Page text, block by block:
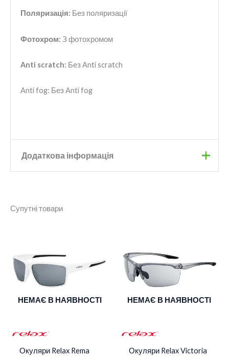
Поляризація: Без поляризації
Фотохром: З фотохромом
Anti scratch: Без Anti scratch
Anti fog: Без Anti fog
Додаткова інформація
Колір
Супутні товари
НЕМАЄ В НАЯВНОСТІ
Окуляри Relax Rema
НЕМАЄ В НАЯВНОСТІ
Окуляри Relax Victoria